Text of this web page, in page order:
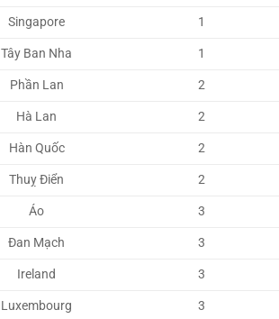
Singapore 1
Tây Ban Nha 1
Phần Lan 2
Hà Lan 2
Hàn Quốc 2
Thuỵ Điển 2
Áo 3
Đan Mạch 3
Ireland 3
Luxembourg 3